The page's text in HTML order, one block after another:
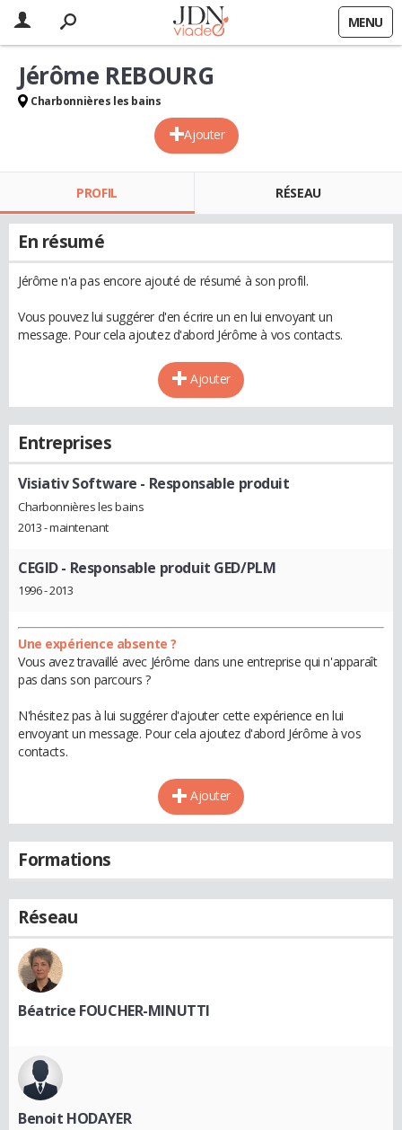
MENU
Ajouter
Jérôme REBOURG
Charbonnières les bains
PROFIL RÉSEAU
En résumé
Jérôme n'a pas encore ajouté de résumé à son profil.
Vous pouvez lui suggérer d'en écrire un en lui envoyant un
message. Pour cela ajoutez d'abord Jérôme à vos contacts.
Ajouter
Entreprises
Visiativ Software - Responsable produit
Charbonnières les bains
2013 - maintenant
CEGID- Responsable produit GED/PLM
1996 - 2013
Une expérience absente ?
Vous avez travaillé avec Jérôme dans une entreprise qui n'apparaît
pas dans son parcours ?
N'hésitez pas à lui suggérer d'ajouter cette expérience en lui
envoyant un message. Pour cela ajoutez d'abord Jérôme à vos
contacts.
Ajouter
Formations
Réseau
Béatrice FOUCHER-MINUTTI
Benoit HODAYER